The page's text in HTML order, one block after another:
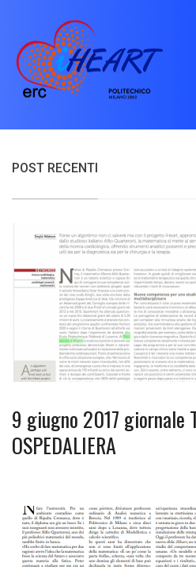
POST RECENTI
9 giugno 2017 giornale
OSPEDALIERA